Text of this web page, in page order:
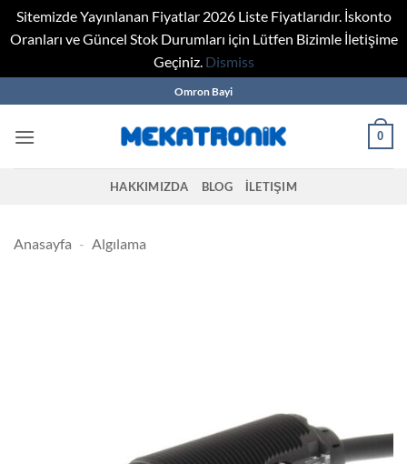
Sitemizde Yayınlanan Fiyatlar 2026 Liste Fiyatlarıdır. İskonto
Oranları ve Güncel Stok Durumları için Lütfen Bizimle İletişime
Geçiniz. Dismiss
to
content
Omron Bayi
0
HAKKIMIZDA BLOG İLETIŞIM
Anasayfa - Algılama